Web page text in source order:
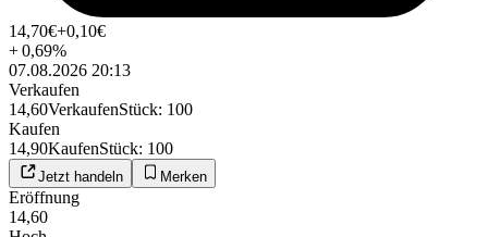
14,70€+0,10€
+0,69%
07.08.2026 20:13
Verkaufen
14,60VerkaufenStück: 100
Kaufen
14,90KaufenStück: 100
Jetzt handeln Merken
Eröffnung
14,60